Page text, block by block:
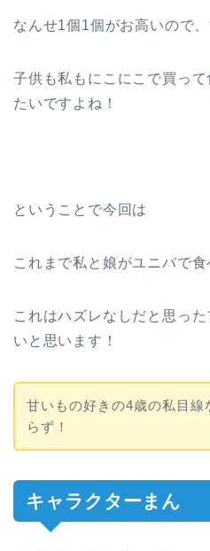
なんせ1個1個がお高いので
子供も私もにこにこで買っ
たいですよね！
ということで今回は
これまで私と娘がユニバで
これはハズレなしだと思っ
いと思います！
甘いもの好きの4歳の私目線
らず！
キャラクターまん